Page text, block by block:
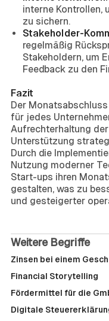
interne Kontrollen,
zu sichern.
Stakeholder-
regelmäßig
Stakeholdern, um
Feedback zu den
Fazit
Der
für jedes
Aufrechterhaltung
Unterstützung
Durch die
Nutzung moderner
Start-ups ihren
gestalten, was zu
und gesteigerter
Weitere Begriffe
Zinsen bei einem
Financial Storytelling
Fördermittel für die
Digitale